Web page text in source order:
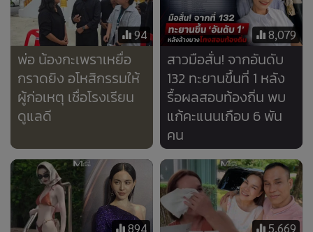
894
“ใหม่ ดาวิกา” ลั่นที่เห็น
“คุณยายวรนาฎ”
เวอร์ชั่นแซบแค่ 1% ของ
เพราะผิดหมด!
5,669
“แม่เกตุ” ร่ำไห้ อกหักใน
วัย 47 เลิก “ลุงวิทย์”
แล้ว